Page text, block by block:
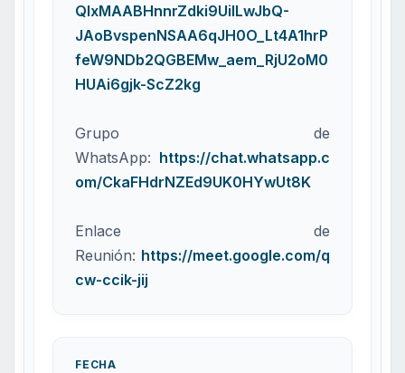
QIxMAABHnnrZdki9UiILwJbQ-
JAoBvspenNSAA6qJH0O_Lt4A1hrP
feW9NDb2QGBEMw_aem_RjU2oM0
HUAi6gjk-ScZ2kg
Grupo de
WhatsApp: https://chat.whatsapp.c
om/CkaFHdrNZEd9UK0HYwUt8K
Enlace de
Reunión: https://meet.google.com/q
cw-ccik-jij
FECHA